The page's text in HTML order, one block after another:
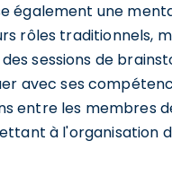
également une
rôles traditionnels,
sessions de
avec ses
entre les membres
à l'organisation